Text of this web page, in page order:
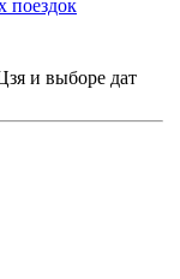
поездок
и выборе дат